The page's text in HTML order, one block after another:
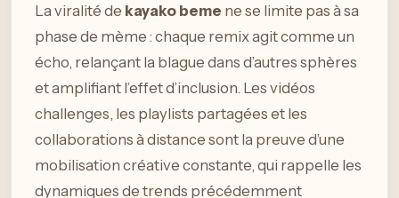
La viralité de kayako beme ne se limite pas à sa
phase de mème : chaque remix agit comme un
écho, relançant la blague dans d’autres sphères
et amplifiant l’effet d’inclusion. Les vidéos
challenges, les playlists partagées et les
collaborations à distance sont la preuve d’une
mobilisation créative constante, qui rappelle les
dynamiques de trends précédemment